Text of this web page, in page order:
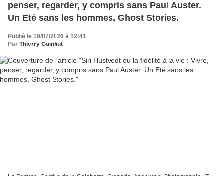
penser, regarder, y compris sans Paul Auster.
Un Eté sans les hommes, Ghost Stories.
Publié le 19/07/2026 à 12:41
Par Thierry Guinhut